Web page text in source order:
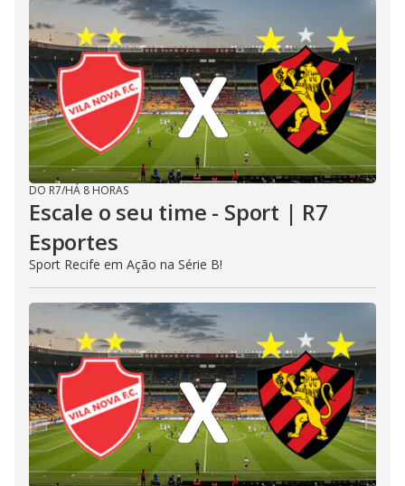
DO R7/HÁ 8 HORAS
Escale o seu time - Sport | R7
Esportes
Sport Recife em Ação na Série B!